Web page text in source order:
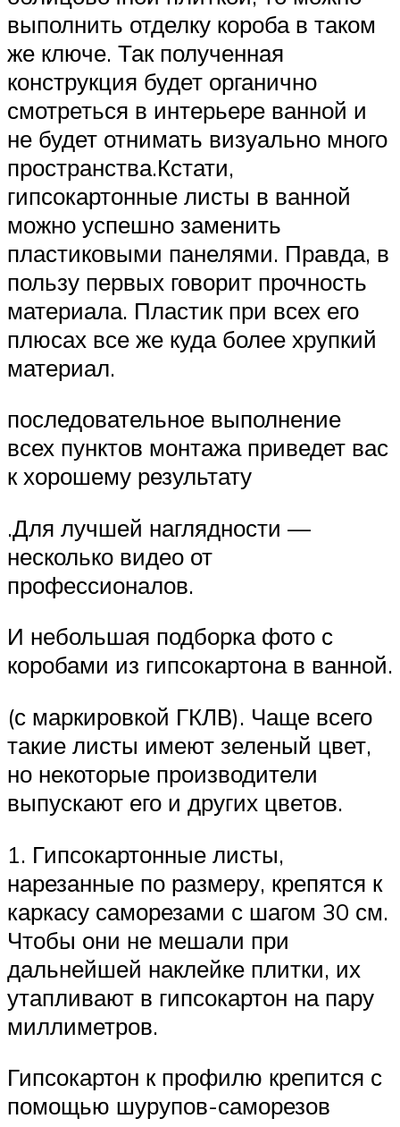
выполнить отделку короба в таком
же ключе. Так полученная
конструкция будет органично
смотреться в интерьере ванной и
не будет отнимать визуально много
пространства.Кстати,
гипсокартонные листы в ванной
можно успешно заменить
пластиковыми панелями. Правда, в
пользу первых говорит прочность
материала. Пластик при всех его
плюсах все же куда более хрупкий
материал.
последовательное выполнение
всех пунктов монтажа приведет вас
к хорошему результату
.Для лучшей наглядности —
несколько видео от
профессионалов.
И небольшая подборка фото с
коробами из гипсокартона в ванной.
(с маркировкой ГКЛВ). Чаще всего
такие листы имеют зеленый цвет,
но некоторые производители
выпускают его и других цветов.
1. Гипсокартонные листы,
нарезанные по размеру, крепятся к
каркасу саморезами с шагом 30 см.
Чтобы они не мешали при
дальнейшей наклейке плитки, их
утапливают в гипсокартон на пару
миллиметров.
Гипсокартон к профилю крепится с
помощью шурупов-саморезов